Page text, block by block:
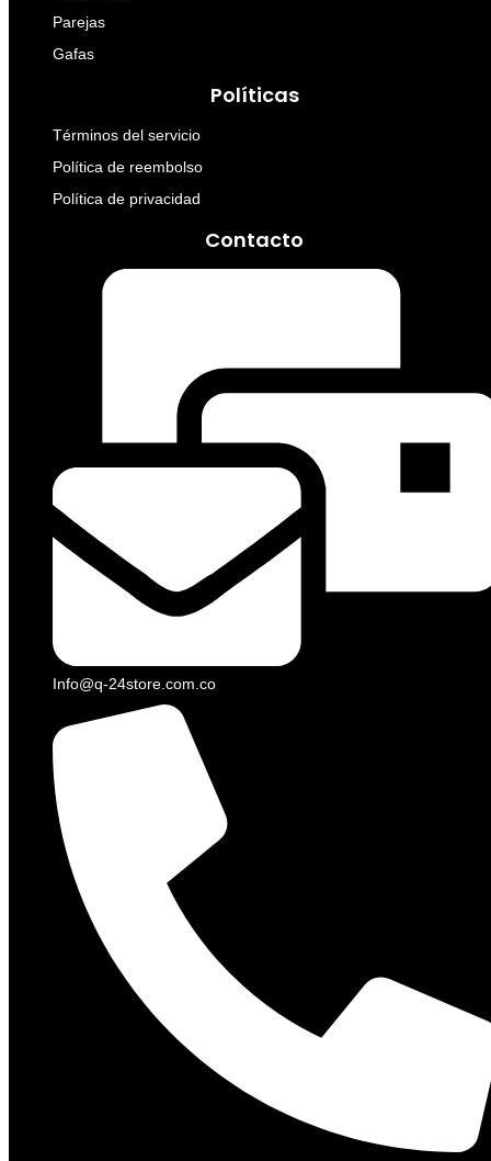
Parejas
Gafas
Políticas
Términos del servicio
Política de reembolso
Política de privacidad
Contacto
Info@q-24store.com.co